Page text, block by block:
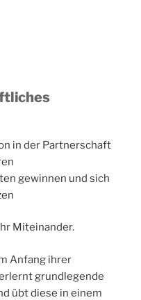
in der Partnerschaft
gewinnen und sich
Miteinander.
Anfang ihrer
grundlegende
übt diese in einem